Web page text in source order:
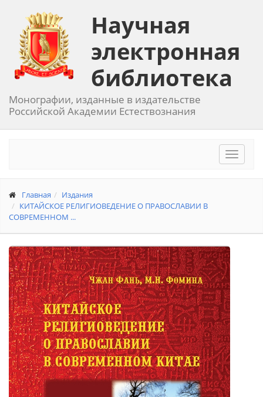
Научная
электронная
библиотека
Монографии, изданные в издательстве
Российской Академии Естествознания
Toggle
Главная
Издания
КИТАЙСКОЕ РЕЛИГИОВЕДЕНИЕ О ПРАВОСЛАВИИ В
СОВРЕМЕННОМ ...